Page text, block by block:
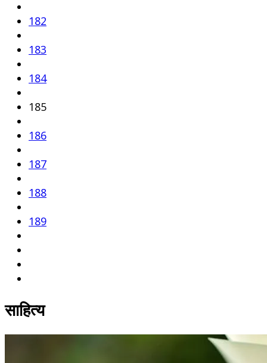
182
183
184
185
186
187
188
189
साहित्य